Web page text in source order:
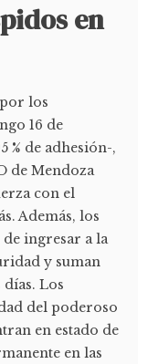
en
los
16 de
% de adhesión-,
de Mendoza
con el
Además, los
ingresar a la
y suman
Los
del poderoso
en estado de
en las